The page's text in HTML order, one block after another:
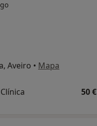
Aveiro • Mapa
50 €